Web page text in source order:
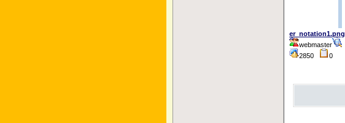
er_notation1.png
webmaster
2850
0